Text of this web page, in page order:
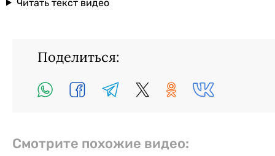
Читать текст видео
Поделиться:
Смотрите похожие видео: